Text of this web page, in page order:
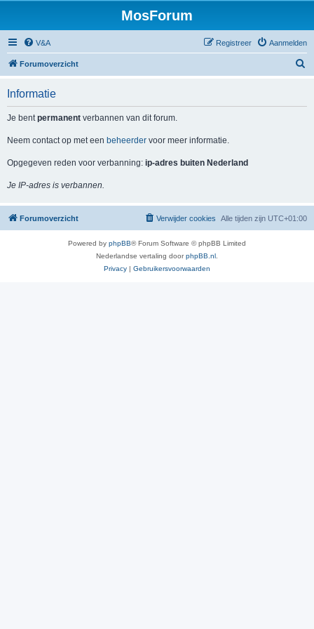
MosForum
V&A Aanmelden
Registreer
Forumoverzicht
Informatie
Je bentpermanent verbannen van dit forum.
Neem contact op met een beheerder voor meer informatie.
Opgegeven reden voor verbanning: ip-adres buiten Nederland
Je IP-adres is verbannen.
Forumoverzicht Alle tijden zijn UTC+01:00
Verwijder cookies
Powered by phpBB® Forum Software © phpBB Limited
Nederlandse vertaling doorphpBB.nl
Privacy | Gebruikersvoorwaarden